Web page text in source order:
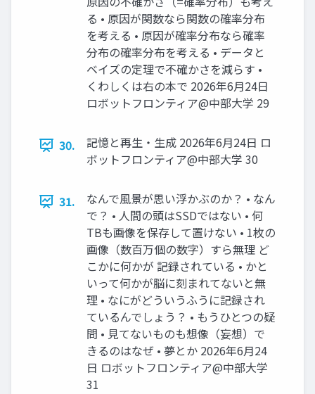
る • 原因が関数なら関数の確率分布
を考える • 原因が確率分布なら確率
分布の確率分布を考える • データと
ベイズの定理で不確かさを減らす •
くわしくは右の本で 2026年6月24日
ロボットフロンティア@中部大学 29
30.
記憶と再生・生成 2026年6月24日 ロ
ボットフロンティア@中部大学 30
31.
なんで風景が思い浮かぶのか？ • なん
で？ • 人間の頭はSSDではない • 何
TBも画像を保存して置けない • 1枚の
画像（数百万個の数字）すら無理 ど
こかに何かが 記録されている • かと
いって何かが脳に刻まれてないと無
理 • なにがどういうふうに記録され
ているんでしょう？ • もうひとつの疑
問 • 見てないものも想像（妄想）で
きるのはなぜ • 夢とか 2026年6月24
日 ロボットフロンティア@中部大学
31